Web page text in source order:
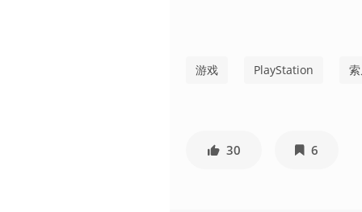
游戏 PlayStation
30 6